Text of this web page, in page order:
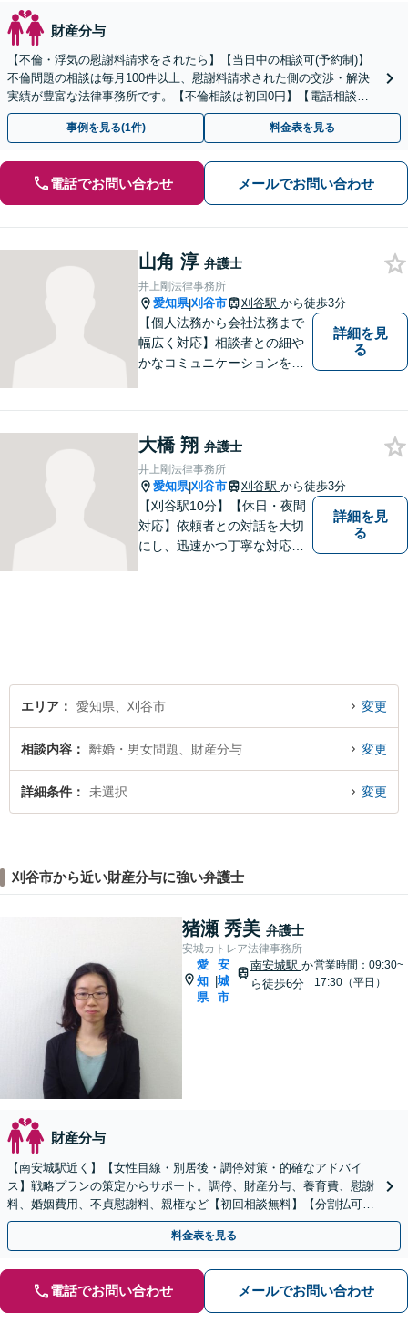
財産分与
【不倫・浮気の慰謝料請求をされたら】【当日中の相談可(予約制)】
不倫問題の相談は毎月100件以上、慰謝料請求された側の交渉・解決
実績が豊富な法律事務所です。【不倫相談は初回0円】【電話相談で
ご契約まで対応可/来所不要】
事例を見る(1件) 料金表を見る
電話でお問い合わせ メールでお問い合わせ
山角 淳 弁護士
井上剛法律事務所
愛知県|刈谷市 刈谷駅 から徒歩3分
【個人法務から会社法務まで
幅広く対応】相談者との細や
かなコミュニケーションを大
ら、お早めにご相談くださ
い。【JR在来線「刈谷駅」4
分】【駐車場あり】
詳細を見
る
大橋 翔 弁護士
井上剛法律事務所
愛知県|刈谷市 刈谷駅 から徒歩3分
【刈谷駅10分】【休日・夜間
対応】依頼者との対話を大切
にし、迅速かつ丁寧な対応を
詳細を見
る
エリア 愛知県、刈谷市 変更
相談内容 離婚・男女問題、財産分与 変更
詳細条件 未選択 変更
刈谷市から近い財産分与に強い弁護士
猪瀬 秀美 弁護士
安城カトレア法律事務所
愛
知
県
安
城
市
南安城駅 か
ら徒歩6分
営業時間：09:30~
17:30（平日）
財産分与
【南安城駅近く】【女性目線・別居後・調停対策・的確なアドバイ
ス】戦略プランの策定からサポート。調停、財産分与、養育費、慰謝
料、婚姻費用、不貞慰謝料、親権など【初回相談無料】【分割払可
能】
料金表を見る
電話でお問い合わせ メールでお問い合わせ